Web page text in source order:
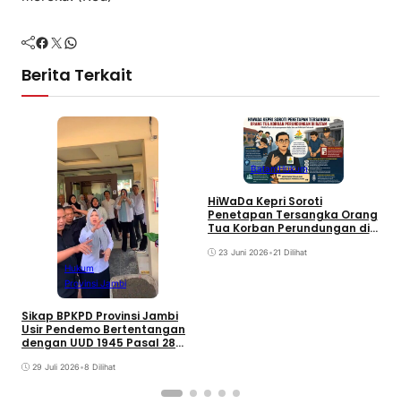
Facebook Twitter WhatsApp
Berita Terkait
Hukum
Provinsi Jambi
Sikap BPKPD Provinsi Jambi
Usir Pendemo Bertentangan
dengan UUD 1945 Pasal 28
1998
29 Juli 2026•8 Dilihat
BatamHukum
HiWaDa Kepri Soroti
Penetapan Tersangka Orang
Tua Korban Perundungan di
23 Juni 2026•21 Dilihat